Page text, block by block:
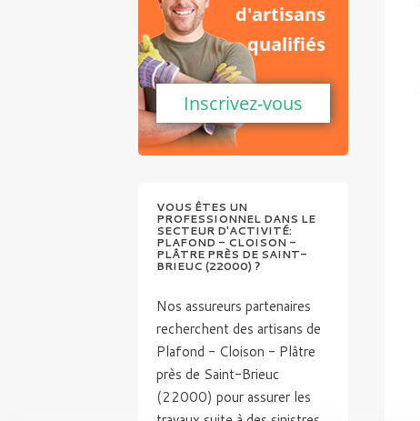
d'artisans
qualifiés
Inscrivez-vous
VOUS ÊTES UN
PROFESSIONNEL DANS LE
SECTEUR D'ACTIVITÉ:
PLAFOND - CLOISON -
PLÂTRE PRÈS DE SAINT-
BRIEUC (22000) ?
Nos assureurs partenaires
recherchent des artisans de
Plafond - Cloison - Plâtre
près de Saint-Brieuc
(22000) pour assurer les